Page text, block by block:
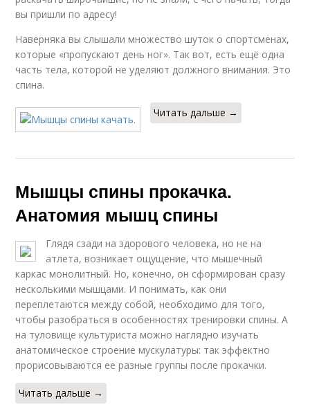
вы пришли по адресу!
Наверняка вы слышали множество шуток о спортсменах,
которые «пропускают день ног». Так вот, есть ещё одна
часть тела, которой не уделяют должного внимания. Это
спина.
Читать дальше →
Мышцы спины прокачка.
Анатомия мышц спины
Глядя сзади на здорового человека, но не на
атлета, возникает ощущение, что мышечный
каркас монолитный. Но, конечно, он сформирован сразу
несколькими мышцами. И понимать, как они
переплетаются между собой, необходимо для того,
чтобы разобраться в особенностях тренировки спины. А
на туловище культуриста можно наглядно изучать
анатомическое строение мускулатуры: так эффектно
прорисовываются ее разные группы после прокачки.
Читать дальше →